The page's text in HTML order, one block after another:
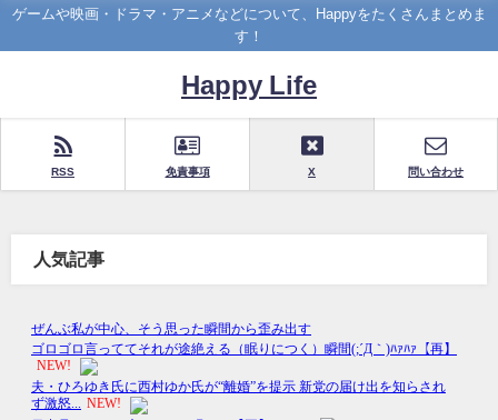
ゲームや映画・ドラマ・アニメなどについて、Happyをたくさんまとめま
す！
Happy Life
RSS 免責事項 X 問い合わせ
人気記事